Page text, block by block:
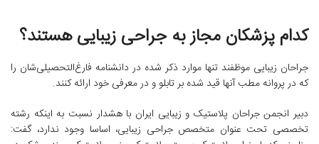
کدام پزشکان مجاز به جراحی زیبایی هستند؟
جراحان زیبایی موظفند تنها موارد ذکر شده در دانشنامه فارغ‌التحصیلی‌شان را
که در پروانه مطب آنها قید شده بر تابلو و در معرفی خود ارائه کنند.
دبیر انجمن جراحان پلاستیک و زیبایی ایران با هشدار نسبت به اینکه رشته
تخصصی تحت عنوان متخصص جراحی زیبایی، اساسا وجود ندارد، گفت: